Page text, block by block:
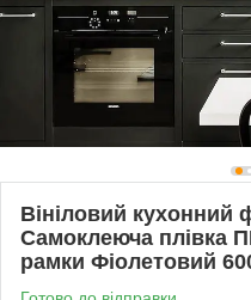
Вініловий кухонний
Самоклеюча плівка
рамки Фіолетовий